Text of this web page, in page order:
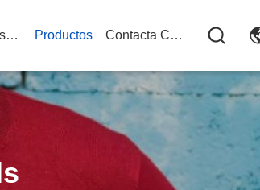
Sobre Nosotros Productos Contacta Con Nosotros